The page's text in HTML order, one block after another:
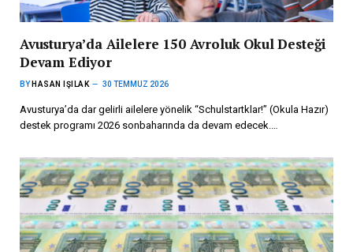
Avusturya’da Ailelere 150 Avroluk Okul Desteği
Devam Ediyor
BY HASAN IŞILAK 30 TEMMUZ 2026
Avusturya’da dar gelirli ailelere yönelik “Schulstartklar!” (Okula Hazır)
destek programı 2026 sonbaharında da devam edecek.…